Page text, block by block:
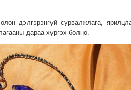
дэлгэрэнгүй сурвалжлага,
дараа хүргэх болно.